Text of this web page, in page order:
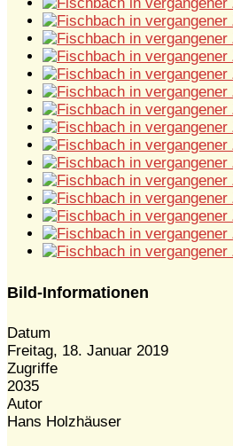
Bild-Informationen
Datum
Freitag, 18. Januar 2019
Zugriffe
2035
Autor
Hans Holzhäuser